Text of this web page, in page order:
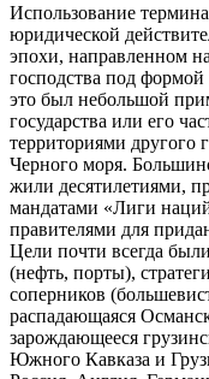
Использование
юридической
эпохи, направленном
господства под
это был небольшой
государства или его
территориями другого
Черного моря.
жили десятилетиями,
мандатами «Лиги
правителями для
Цели почти всегда
(нефть, порты),
соперников
распадающаяся
зарождающееся
Южного Кавказа и